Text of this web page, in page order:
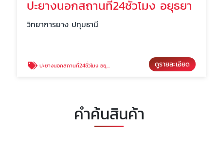
ปะยางนอกสถานที่24ชั่วโมง อยุธยา
วิทยาการยาง ปทุมธานี
ปะยางนอกสถานที่24ชั่วโมง อยุธยา ดูรายละเอียด
คำค้นสินค้า